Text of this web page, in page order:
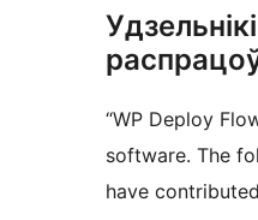
Удзельнікі
“WP Deploy
software. The
have